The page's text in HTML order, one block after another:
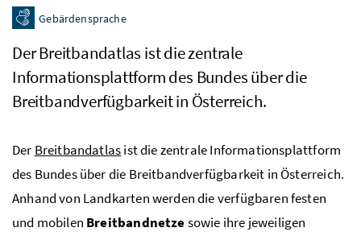
Gebärdensprache
Der Breitbandatlas ist die zentrale
Informationsplattform des Bundes über die
Breitbandverfügbarkeit in Österreich.
Der Breitbandatlasist die zentrale Informationsplattform
des Bundes über die Breitbandverfügbarkeit in Österreich.
Anhand von Landkarten werden die verfügbaren festen
und mobilen Breitbandnetzesowie ihre jeweiligen